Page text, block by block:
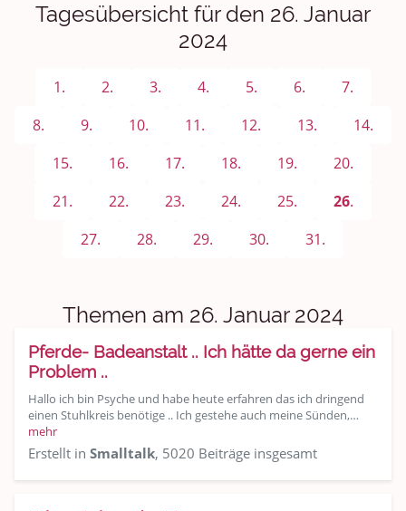
Treffen und Stammtische
Shopping und Bekleidung
Urlaub und Reisen
Kochen, Backen und Genießen
Anregungen und Support
Spiel, Spaß und Sinnlosigkeit
Gewicht reduzieren
Tagesübersicht für den 26. Januar
2024
1. 2. 3. 4. 5. 6.
7.
8.
9. 10. 11. 12. 13.
14.
15.
16. 17. 18. 19.
20.
21.
22. 23. 24. 25. 26.
27.
28. 29. 30. 31.
Themen am 26. Januar 2024
Pferde- Badeanstalt .. Ich hätte da gerne ein
Problem ..
Hallo ich bin Psyche und habe heute erfahren das ich dringend
einen Stuhlkreis benötige .. Ich gestehe auch meine Sünden,…
mehr
Erstellt in Smalltalk, 5020 Beiträge insgesamt